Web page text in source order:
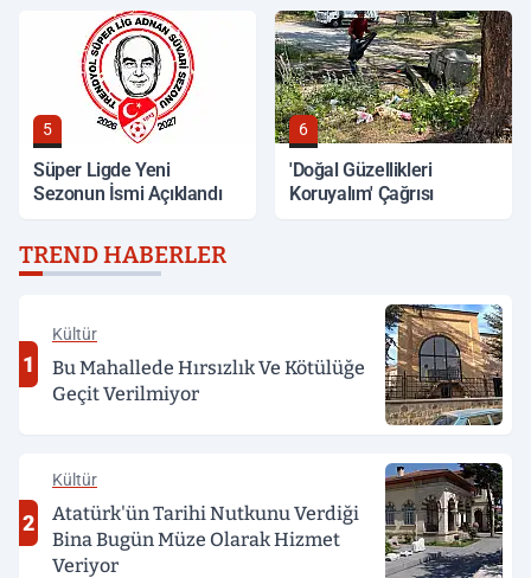
5
Süper Ligde Yeni
Sezonun İsmi Açıklandı
6
'Doğal Güzellikleri
Koruyalım' Çağrısı
TREND HABERLER
1
Kültür
Bu Mahallede Hırsızlık Ve Kötülüğe
Geçit Verilmiyor
2
Kültür
Atatürk'ün Tarihi Nutkunu Verdiği
Bina Bugün Müze Olarak Hizmet
Veriyor